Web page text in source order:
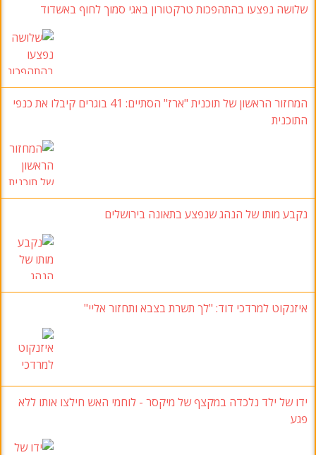
שלושה נפצעו בהתהפכות טרקטורון באגי סמוך לחוף באשדוד
המחזור הראשון של תוכנית "ארז" הסתיים: 41 בוגרים קיבלו את כנפי
התוכנית
נקבע מותו של הנהג שנפצע בתאונה בירושלים
איזנקוט למרדכי דוד: "לך תשרת בצבא ותחזור אליי"
ידו של ילד נלכדה במקצף של מיקסר - לוחמי האש חילצו אותו ללא
פגע